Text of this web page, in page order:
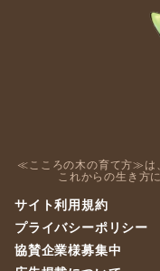
≪こころの木の育て方≫は
これからの生き方
サイト利用規約
プライバシーポリシー
協賛企業様募集中